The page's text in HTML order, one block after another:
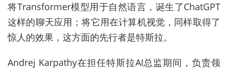
将Transformer模型用于自然语言，诞生了ChatGPT
这样的聊天应用；将它用在计算机视觉，同样取得了
惊人的效果，这方面的先行者是特斯拉。
Andrej Karpathy在担任特斯拉AI总监期间，负责领